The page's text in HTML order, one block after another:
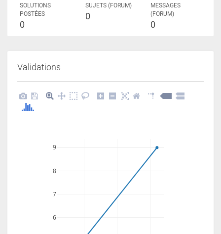
SOLUTIONS
POSTÉES
0
SUJETS (FORUM)
0
MESSAGES
(FORUM)
0
Validations
6
7
8
9